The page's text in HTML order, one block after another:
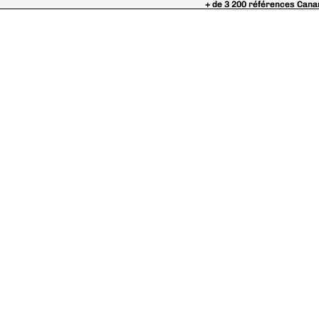
+ de 3 200 références
+ de 3 200 références